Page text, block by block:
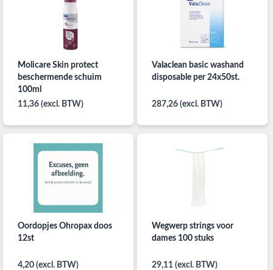
Molicare Skin protect
beschermende schuim
100ml
11,36 (excl. BTW)
Valaclean basic washand
disposable per 24x50st.
287,26 (excl. BTW)
Oordopjes Ohropax doos
12st
4,20 (excl. BTW)
Wegwerp strings voor
dames 100 stuks
29,11 (excl. BTW)